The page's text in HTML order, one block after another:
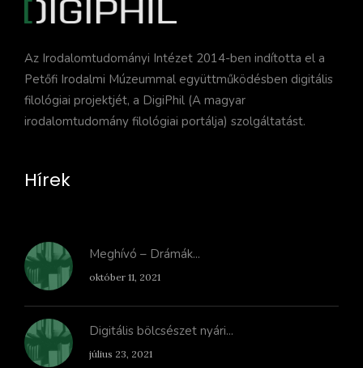
Az Irodalomtudományi Intézet 2014-ben indította el a
Petőfi Irodalmi Múzeummal együttműködésben digitális
filológiai projektjét, a DigiPhil (A magyar
irodalomtudomány filológiai portálja) szolgáltatást.
Hírek
Meghívó – Drámák...
október 11, 2021
Digitális bölcsészet nyári...
július 23, 2021